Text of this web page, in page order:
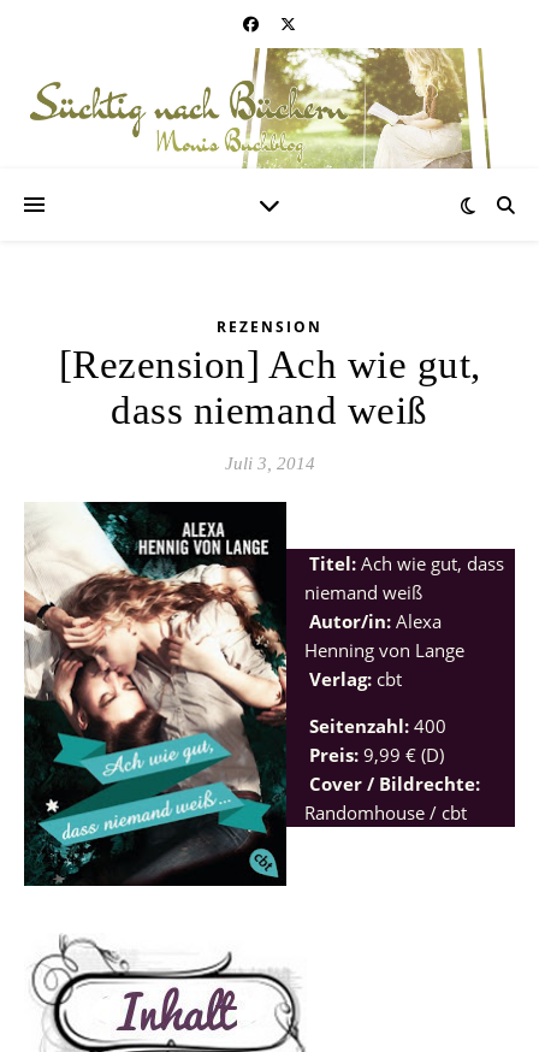
REZENSION
[Rezension] Ach wie gut,
dass niemand weiß
Juli 3, 2014
Titel: Ach wie gut, dass
niemand weiß
Autor/in: Alexa
Henning von Lange
Verlag: cbt
Seitenzahl: 400
Preis: 9,99 € (D)
Cover / Bildrechte:
Randomhouse / cbt